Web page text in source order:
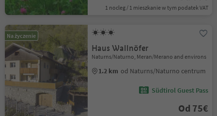
1 nocleg / 1 mieszkanie w tym podatek VAT
Na życzenie
Haus Wallnöfer
Naturns/Naturno, Meran/Merano and environs
1.2 km od Naturns/Naturno centrum
Südtirol Guest Pass
Od 75€